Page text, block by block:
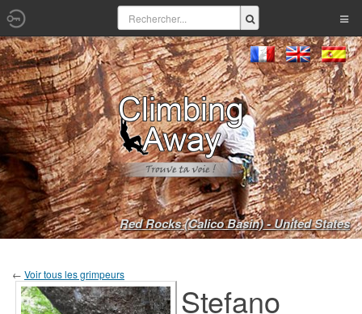
Red Rocks (Calico Basin) - United States
← Voir tous les grimpeurs
Stefano